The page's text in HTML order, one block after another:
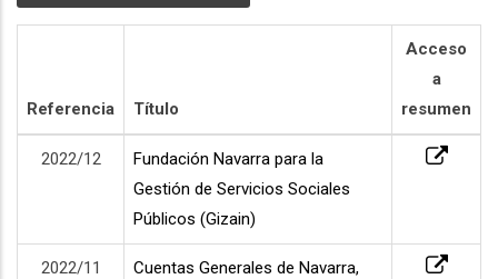
Referencia Título
Acceso
a
resumen
2022/12
Fundación Navarra para la
Gestión de Servicios Sociales
Públicos (Gizain)
2022/11
Cuentas Generales de Navarra,